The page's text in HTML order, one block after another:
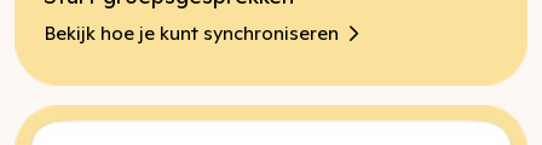
Bekijk hoe je kunt synchroniseren